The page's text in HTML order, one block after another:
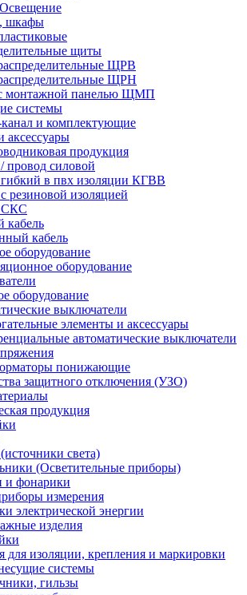
шкафы
щиты
ЩРВ
ЩРН
монтажной панелью ЩМП
системы
канал и комплектующие
аксессуары
продукция
провод силовой
гибкий в пвх изоляции КГВВ
резиновой изоляцией
СКС
кабель
кабель
оборудование
оборудование
оборудование
выключатели
элементы и аксессуары
автоматические выключатели
понижающие
защитного отключения (УЗО)
продукция
света)
(Осветительные приборы)
и фонарики
измерения
электрической энергии
изделия
для изоляции, крепления и маркировки
системы
гильзы